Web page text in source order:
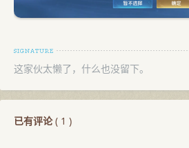
这家伙太懒了，什么也没留下。
已有评论( 1 )